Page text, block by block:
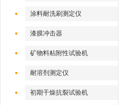
涂料耐洗刷测定仪
漆膜冲击器
矿物料粘附性试验机
耐溶剂测定仪
初期干燥抗裂试验机